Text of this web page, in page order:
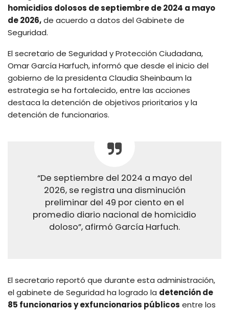
homicidios dolosos de septiembre de 2024 a mayo
de 2026,de acuerdo a datos del Gabinete de
Seguridad.
El secretario de Seguridad y Protección Ciudadana,
Omar García Harfuch, informó que desde el inicio del
gobierno de la presidenta Claudia Sheinbaum la
estrategia se ha fortalecido, entre las acciones
destaca la detención de objetivos prioritarios y la
detención de funcionarios.
“De septiembre del 2024 a mayo del
2026, se registra una disminución
preliminar del 49 por ciento en el
promedio diario nacional de homicidio
doloso”, afirmó García Harfuch.
El secretario reportó que durante esta administración,
el gabinete de Seguridad ha logrado la detención de
85 funcionarios y exfuncionarios públicos entre los